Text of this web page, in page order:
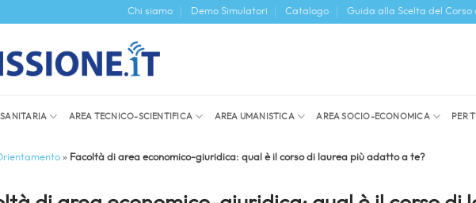
Chi siamo Demo Simulatori Catalogo Guida alla Scelta del Corso
AREA TECNICO-SCIENTIFICA AREA UMANISTICA AREA SOCIO-ECONOMICA PER
» Facoltà di area economico-giuridica: qual è il corso di laurea più adatto a te?